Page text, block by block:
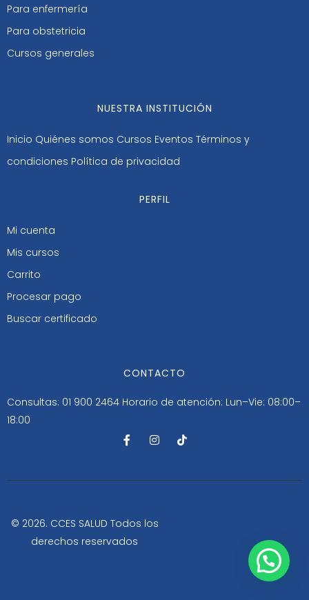
Para enfermería
Para obstetricia
Cursos generales
NUESTRA INSTITUCIÓN
Inicio Quiénes somos Cursos Eventos Términos y
condiciones Política de privacidad
PERFIL
Mi cuenta
Mis cursos
Carrito
Procesar pago
Buscar certificado
CONTACTO
Consultas: 01 900 2464 Horario de atención: Lun–Vie: 08:00–
18:00
F
a
b
-
I
n
a
m
T
i
o
© 2026. CCES SALUD Todos los
derechos reservados